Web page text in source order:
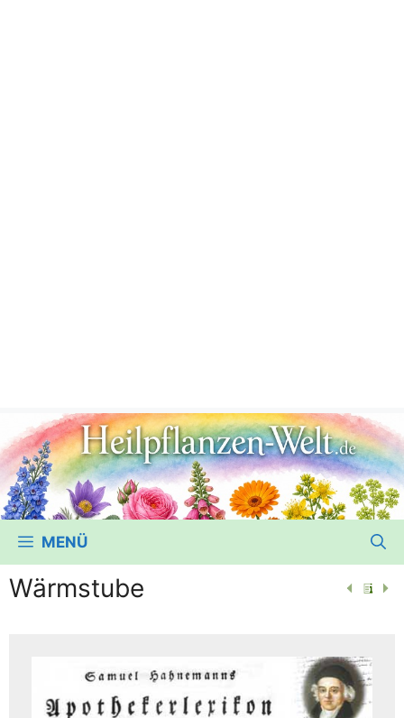
MENÜ
Wärmstube